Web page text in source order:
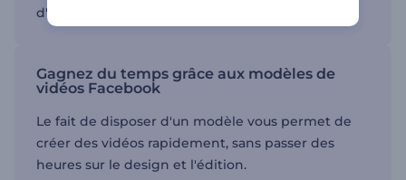
d'atteindre un public plus large.
Gagnez du temps grâce aux modèles de
vidéos Facebook
Le fait de disposer d'un modèle vous permet de
créer des vidéos rapidement, sans passer des
heures sur le design et l'édition.